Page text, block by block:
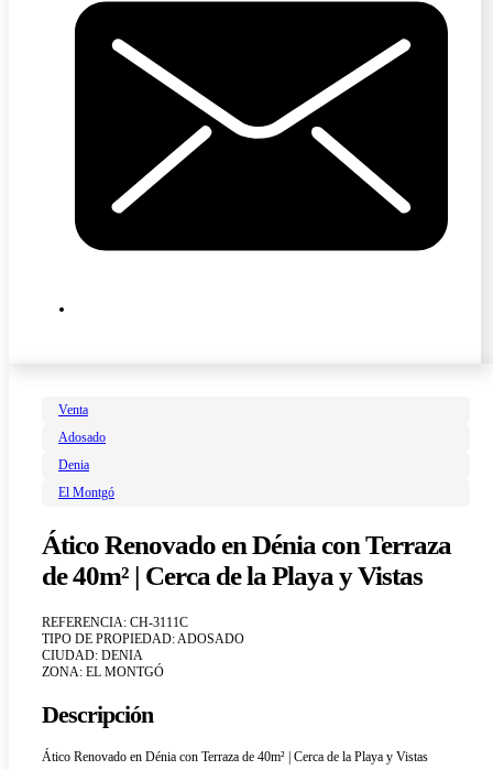
Venta
Adosado
Denia
El Montgó
Ático Renovado en Dénia con Terraza
de 40m² | Cerca de la Playa y Vistas
REFERENCIA: CH-3111C
TIPO DE PROPIEDAD: ADOSADO
CIUDAD: DENIA
ZONA: EL MONTGÓ
Descripción
Ático Renovado en Dénia con Terraza de 40m² | Cerca de la Playa y Vistas